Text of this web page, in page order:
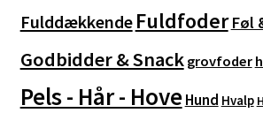
Fulddækkende Fuldfoder Føl
Godbidder & Snack grovfoder
Pels - Hår - HoveHund Hvalp